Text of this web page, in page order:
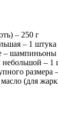
– 250 г
– 1 штука
– шампиньоны
небольшой – 1
размера
масло (для